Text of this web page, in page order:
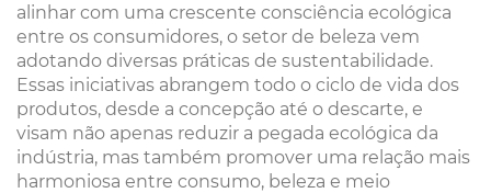
alinhar com uma crescente consciência ecológica
entre os consumidores, o setor de beleza vem
adotando diversas práticas de sustentabilidade.
Essas iniciativas abrangem todo o ciclo de vida dos
produtos, desde a concepção até o descarte, e
visam não apenas reduzir a pegada ecológica da
indústria, mas também promover uma relação mais
harmoniosa entre consumo, beleza e meio